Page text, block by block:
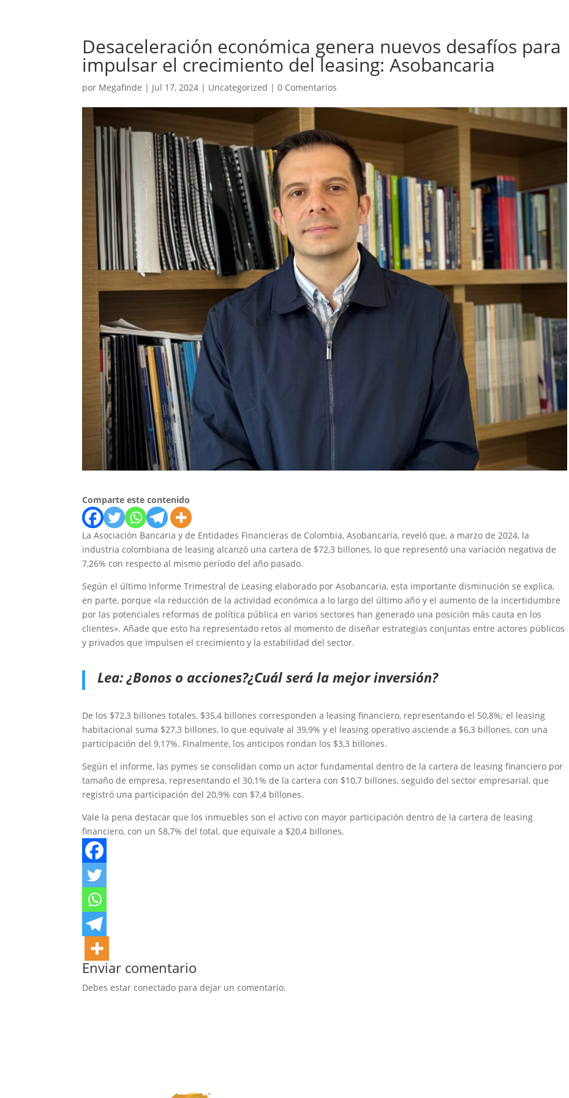
Desaceleración económica genera nuevos desafíos para
impulsar el crecimiento del leasing: Asobancaria
por Megafinde | Jul 17, 2024 | Uncategorized |0 Comentarios
Comparte este contenido
La Asociación Bancaria y de Entidades Financieras de Colombia, Asobancaria, reveló que, a marzo de 2024, la
industria colombiana de leasing alcanzó una cartera de $72,3 billones, lo que representó una variación negativa de
7,26% con respecto al mismo período del año pasado.
Según el último Informe Trimestral de Leasing elaborado por Asobancaria, esta importante disminución se explica,
en parte, porque «la reducción de la actividad económica a lo largo del último año y el aumento de la incertidumbre
por las potenciales reformas de política pública en varios sectores han generado una posición más cauta en los
clientes». Añade que esto ha representado retos al momento de diseñar estrategias conjuntas entre actores públicos
y privados que impulsen el crecimiento y la estabilidad del sector.
Lea:¿Bonos o acciones?¿Cuál será la mejor inversión?
De los $72,3 billones totales, $35,4 billones corresponden a leasing financiero, representando el 50,8%; el leasing
habitacional suma $27,3 billones, lo que equivale al 39,9% y el leasing operativo asciende a $6,3 billones, con una
participación del 9,17%. Finalmente, los anticipos rondan los $3,3 billones.
Según el informe, las pymes se consolidan como un actor fundamental dentro de la cartera de leasing financiero por
tamaño de empresa, representando el 30,1% de la cartera con $10,7 billones, seguido del sector empresarial, que
registró una participación del 20,9% con $7,4 billones.
Vale la pena destacar que los inmuebles son el activo con mayor participación dentro de la cartera de leasing
financiero, con un 58,7% del total, que equivale a $20,4 billones.
Enviar comentario
Debes estar conectado para dejar un comentario.